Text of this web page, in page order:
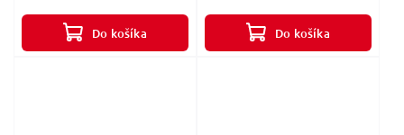
Do košíka
zvýšenie...
Do košíka